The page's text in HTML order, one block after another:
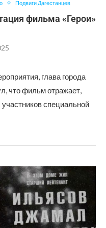
Подвиги Дагестанцев
фильма «Герои»
глава города
что фильм отражает,
специальной